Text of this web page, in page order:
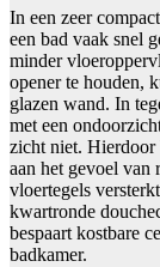
In een zeer
een bad vaak snel
minder
opener te houden,
glazen wand. In
met een
zicht niet. Hierdoor
aan het gevoel van
vloertegels
kwartronde
bespaart kostbare
badkamer.